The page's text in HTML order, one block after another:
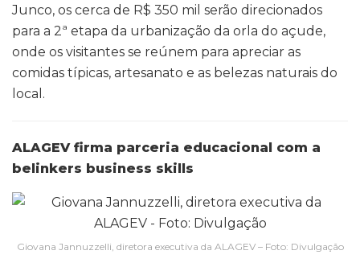
Junco, os cerca de R$ 350 mil serão direcionados
para a 2ª etapa da urbanização da orla do açude,
onde os visitantes se reúnem para apreciar as
comidas típicas, artesanato e as belezas naturais do
local.
ALAGEV firma parceria educacional com a
belinkers business skills
Giovana Jannuzzelli, diretora executiva da ALAGEV – Foto: Divulgação